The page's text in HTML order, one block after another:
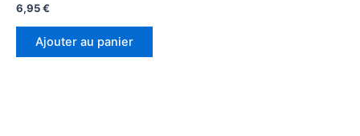
6,95€
Ajouter au panier